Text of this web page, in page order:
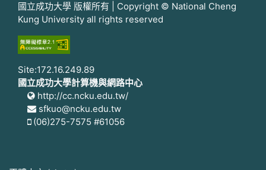
國立成功大學 版權所有 | Copyright © National Cheng
Kung University all rights reserved
Site:172.16.249.89
國立成功大學計算機與網路中心
http://cc.ncku.edu.tw/
sfkuo@ncku.edu.tw
(06)275-7575 #61056